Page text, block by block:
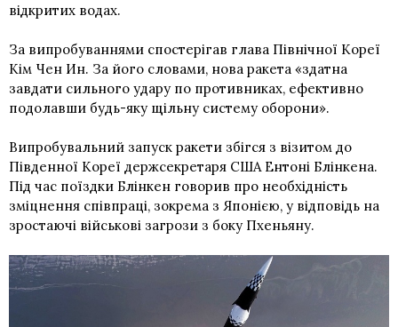
відкритих водах.
За випробуваннями спостерігав глава Північної Кореї
Кім Чен Ин. За його словами, нова ракета «здатна
завдати сильного удару по противниках, ефективно
подолавши будь-яку щільну систему оборони».
Випробувальний запуск ракети збігся з візитом до
Південної Кореї держсекретаря США Ентоні Блінкена.
Під час поїздки Блінкен говорив про необхідність
зміцнення співпраці, зокрема з Японією, у відповідь на
зростаючі військові загрози з боку Пхеньяну.